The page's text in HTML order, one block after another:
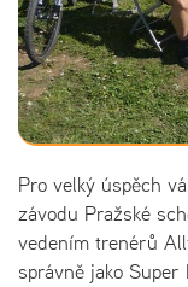
Pro velký úspěch
závodu Pražské
vedením trenérů
správně jako Super